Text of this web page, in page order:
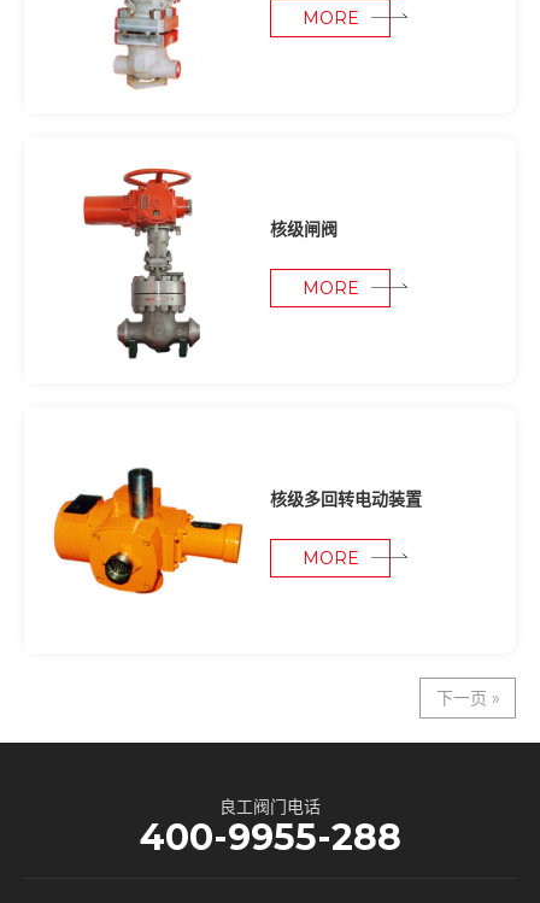
MORE
核级闸阀
MORE
核级多回转电动装置
MORE
下一页 »
良工阀门电话
400-9955-288